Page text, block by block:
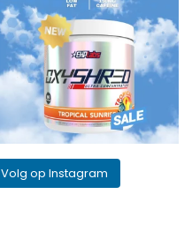
0 2
Volg op Instagram